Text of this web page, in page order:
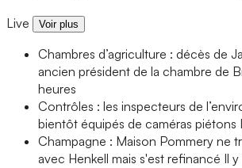
Live Voir plus
Chambres d’agriculture : décès de
ancien président de la chambre de
heures
Contrôles : les inspecteurs de
bientôt équipés de caméras piétons
Champagne : Maison Pommery ne
avec Henkell mais s'est refinancé Il